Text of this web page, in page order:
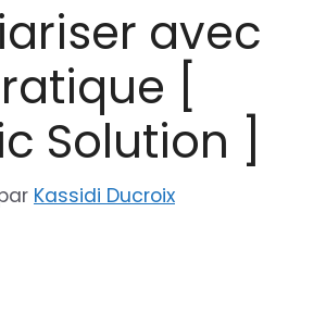
avec
[
Solution ]
Kassidi Ducroix